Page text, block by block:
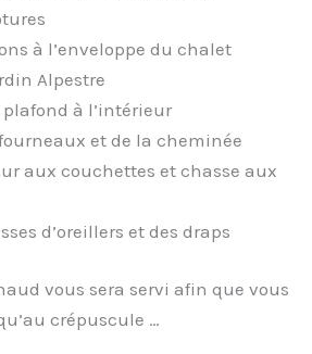
à l’enveloppe du chalet
Alpestre
à l’intérieur
et de la cheminée
aux couchettes et chasse aux
d’oreillers et des draps
vous sera servi afin que vous
crépuscule …